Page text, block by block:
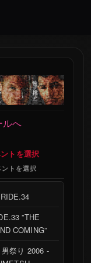
決勝戦
ルへ
トを選択
ントを選択
”THE
COMING”
祭り 2006 -